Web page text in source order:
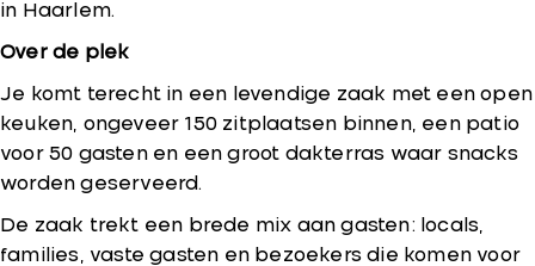
in Haarlem.
Over de plek
Je komt terecht in een levendige zaak met een open
keuken, ongeveer 150 zitplaatsen binnen, een patio
voor 50 gasten en een groot dakterras waar snacks
worden geserveerd.
De zaak trekt een brede mix aan gasten: locals,
families, vaste gasten en bezoekers die komen voor